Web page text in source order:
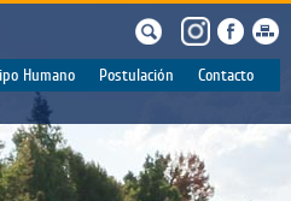
Humano Postulación Contacto